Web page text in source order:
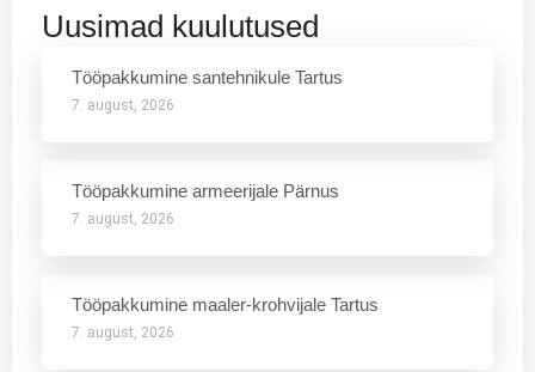
Uusimad kuulutused
Tööpakkumine santehnikule Tartus
7. august, 2026
Tööpakkumine armeerijale Pärnus
7. august, 2026
Tööpakkumine maaler-krohvijale Tartus
7. august, 2026